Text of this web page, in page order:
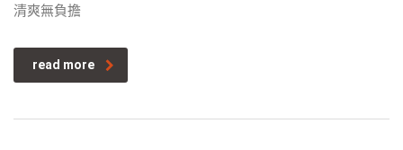
清爽無負擔
read more